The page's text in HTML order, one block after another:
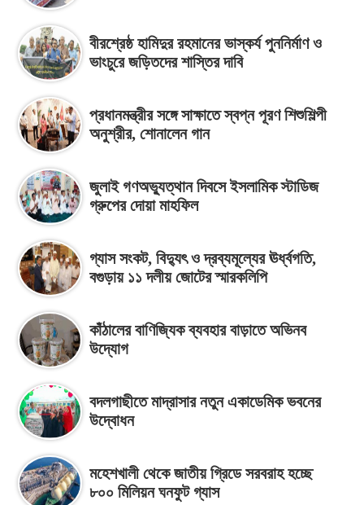
বীরশ্রেষ্ঠ হামিদুর রহমানের ভাস্কর্য পুননির্মাণ ও
ভাংচুরে জড়িতদের শাস্তির দাবি
প্রধানমন্ত্রীর সঙ্গে সাক্ষাতে স্বপ্ন পূরণ শিশুশিল্পী
অনুশ্রীর, শোনালেন গান
জুলাই গণঅভ্যুত্থান দিবসে ইসলামিক স্টাডিজ
গ্রুপের দোয়া মাহফিল
গ্যাস সংকট, বিদ্যুৎ ও দ্রব্যমূল্যের ঊর্ধ্বগতি,
বগুড়ায় ১১ দলীয় জোটের স্মারকলিপি
কাঁঠালের বাণিজ্যিক ব্যবহার বাড়াতে অভিনব
উদ্যোগ
বদলগাছীতে মাদ্রাসার নতুন একাডেমিক ভবনের
উদ্বোধন
মহেশখালী থেকে জাতীয় গ্রিডে সরবরাহ হচ্ছে
৮০০ মিলিয়ন ঘনফুট গ্যাস